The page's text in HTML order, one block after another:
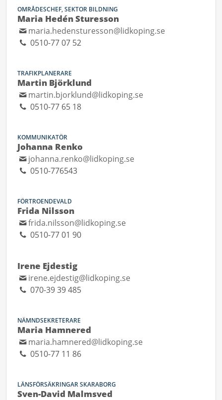
OMRÅDESCHEF, SEKTOR BILDNING
Maria Hedén Sturesson
maria.hedensturesson@lidkoping.se
0510-77 07 52
TRAFIKPLANERARE
Martin Björklund
martin.bjorklund@lidkoping.se
0510-77 65 18
KOMMUNIKATÖR
Johanna Renko
johanna.renko@lidkoping.se
0510-776543
FÖRTROENDEVALD
Frida Nilsson
frida.nilsson@lidkoping.se
0510-77 01 90
Irene Ejdestig
irene.ejdestig@lidkoping.se
070-39 39 485
NÄMNDSEKRETERARE
Maria Hamnered
maria.hamnered@lidkoping.se
0510-77 11 86
LÄNSFÖRSÄKRINGAR SKARABORG
Sven-David Malmsved